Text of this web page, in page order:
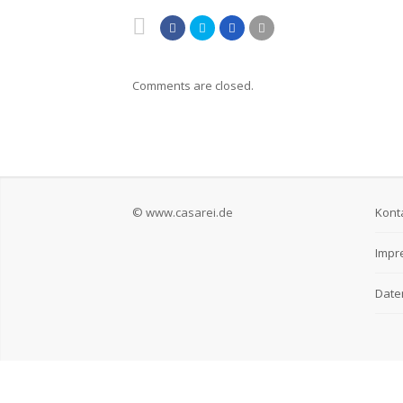
Comments are closed.
© www.casarei.de